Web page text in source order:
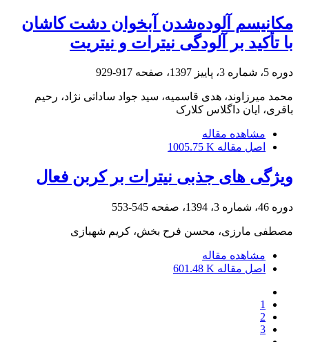
مکانیسم آلوده‌شدن آبخوان دشت کاشان
با تأکید بر آلودگی نیترات و نیتریت
دوره 5، شماره 3، پاییز 1397، صفحه 917-929
محمد میرزاوند، هدی قاسمیه، سید جواد ساداتی نژاد، رحیم
باقری، ایان داگلاس کلارک
مشاهده مقاله
اصل مقاله 1005.75 K
ویژگی های جذبی نیترات بر کربن فعال
دوره 46، شماره 3، 1394، صفحه 545-553
مصطفی مارزی، محسن فرح بخش، کریم شهبازی
مشاهده مقاله
اصل مقاله 601.48 K
1
2
3